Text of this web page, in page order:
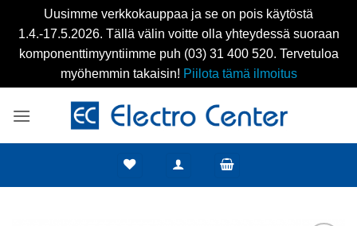
Uusimme verkkokauppaa ja se on pois käytöstä
1.4.-17.5.2026. Tällä välin voitte olla yhteydessä suoraan
komponenttimyyntiimme puh (03) 31 400 520. Tervetuloa
myöhemmin takaisin! Piilota tämä ilmoitus